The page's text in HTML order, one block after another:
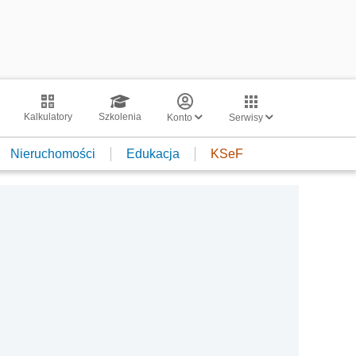
Kalkulatory Szkolenia Konto Serwisy
Nieruchomości Edukacja KSeF